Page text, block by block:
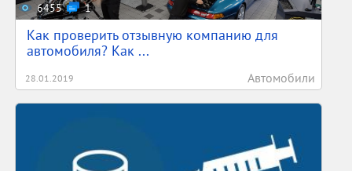
6455 1
Как проверить отзывную компанию для
автомобиля? Как ...
28.01.2019 Автомобили